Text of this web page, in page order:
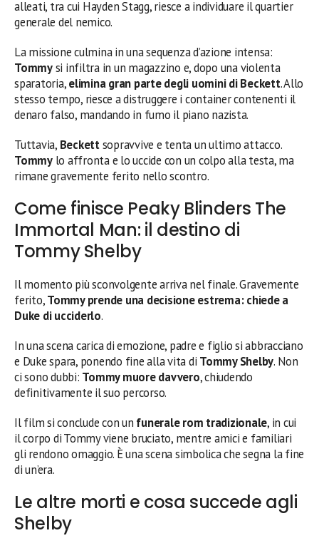
alleati, tra cui Hayden Stagg, riesce a individuare il quartier
generale del nemico.
La missione culmina in una sequenza d’azione intensa:
Tommysi infiltra in un magazzino e, dopo una violenta
sparatoria,elimina gran parte degli uomini di Beckett. Allo
stesso tempo, riesce a distruggere i container contenenti il
denaro falso, mandando in fumo il piano nazista.
Tuttavia, Beckettsopravvive e tenta un ultimo attacco.
Tommylo affronta e lo uccide con un colpo alla testa, ma
rimane gravemente ferito nello scontro.
Come finisce Peaky Blinders The
Immortal Man: il destino di
Tommy Shelby
Il momento più sconvolgente arriva nel finale. Gravemente
ferito,Tommy prende una decisione estrema: chiede a
Duke di ucciderlo.
In una scena carica di emozione, padre e figlio si abbracciano
e Duke spara, ponendo fine alla vita di Tommy Shelby. Non
ci sono dubbi: Tommy muore davvero, chiudendo
definitivamente il suo percorso.
Il film si conclude con un funerale rom tradizionale, in cui
il corpo di Tommy viene bruciato, mentre amici e familiari
gli rendono omaggio. È una scena simbolica che segna la fine
di un’era.
Le altre morti e cosa succede agli
Shelby